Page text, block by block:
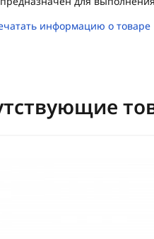
информацию о товаре